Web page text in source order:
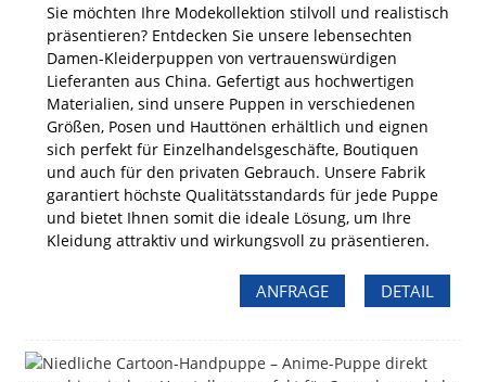
Sie möchten Ihre Modekollektion stilvoll und realistisch
präsentieren? Entdecken Sie unsere lebensechten
Damen-Kleiderpuppen von vertrauenswürdigen
Lieferanten aus China. Gefertigt aus hochwertigen
Materialien, sind unsere Puppen in verschiedenen
Größen, Posen und Hauttönen erhältlich und eignen
sich perfekt für Einzelhandelsgeschäfte, Boutiquen
und auch für den privaten Gebrauch. Unsere Fabrik
garantiert höchste Qualitätsstandards für jede Puppe
und bietet Ihnen somit die ideale Lösung, um Ihre
Kleidung attraktiv und wirkungsvoll zu präsentieren.
ANFRAGE DETAIL